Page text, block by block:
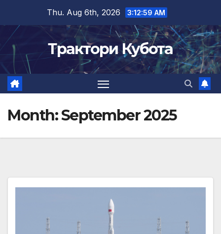
content
Thu. Aug 6th, 2026 3:13:00 AM
Трактори Кубота
Month:September 2025